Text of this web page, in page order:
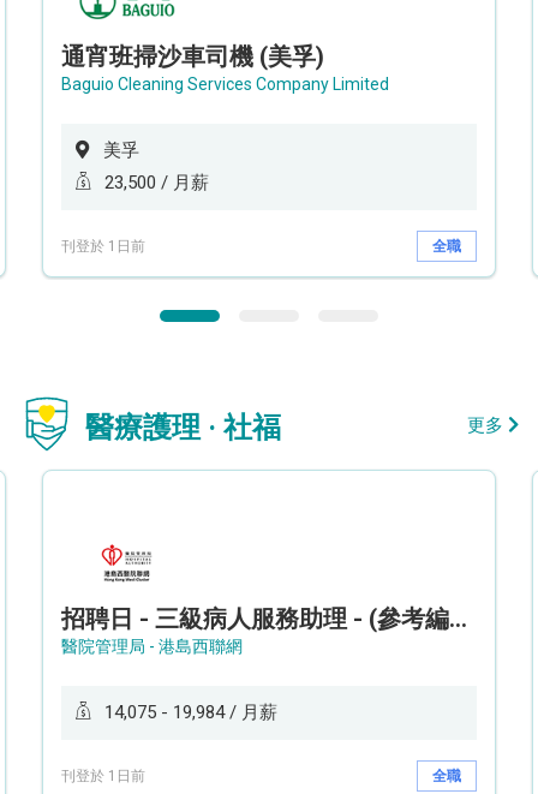
通宵班掃沙車司機 (美孚)
Baguio Cleaning Services Company Limited
美孚
23,500 / 月薪
刊登於 1日前 全職
醫療護理 · 社福 更多
招聘日 - 三級病人服務助理 - (參考編號: HKWCS260107)
醫院管理局 - 港島西聯網
14,075 - 19,984 / 月薪
刊登於 1日前 全職